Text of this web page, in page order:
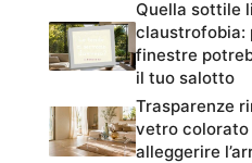
Quella sottile
claustrofobia:
finestre
il tuo salotto
Trasparenze
vetro colorato
alleggerire